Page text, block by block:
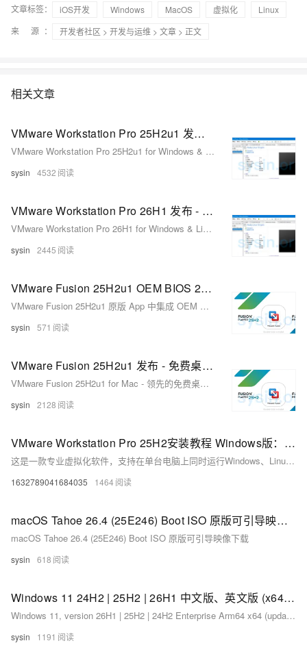
文章标签： iOS开发 Windows MacOS 虚拟化
Linux
来 源：
开发者社区 > 开发与运维 > 文章 > 正文
相关文章
VMware Workstation Pro 25H2u1 发布 - 免费桌面虚拟化软件
VMware Workstation Pro 25H2u1 for Windows & Linux - 领先的免费桌面虚拟化软件
sysin 4532
VMware Workstation Pro 26H1 发布 - 领先的免费桌面虚拟化软件
VMware Workstation Pro 26H1 for Windows & Linux - 领先的免费桌面虚拟化软件
sysin 2445
VMware Fusion 25H2u1 OEM BIOS 2.7 - 在 macOS 中运行 Windows 虚拟机的最佳方式
VMware Fusion 25H2u1 原版 App 中集成 OEM BIOS
sysin 571
VMware Fusion 25H2u1 发布 - 免费桌面虚拟化软件
VMware Fusion 25H2u1 for Mac - 领先的免费桌面虚拟化软件
sysin 2128
VMware Workstation Pro 25H2安装教程 Windows版：解压+管理员运行+自定义路径指南
这是一款专业虚拟化软件，支持在单台电脑上同时运行Windows、Linux等多系统，是开发测试、系统学习及搭建虚拟环境的必备工具。附详细安装指南与下载链接。
1632789041684035 1464
macOS Tahoe 26.4 (25E246) Boot ISO 原版可引导映像下载
macOS Tahoe 26.4 (25E246) Boot ISO 原版可引导映像下载
sysin 618
Windows 11 24H2 | 25H2 | 26H1 中文版、英文版 (x64、ARM64) 下载 (2026 年 3 月更新)
Windows 11, version 26H1 | 25H2 | 24H2 Enterprise Arm64 x64 (updated Mar 2026)
sysin 1191